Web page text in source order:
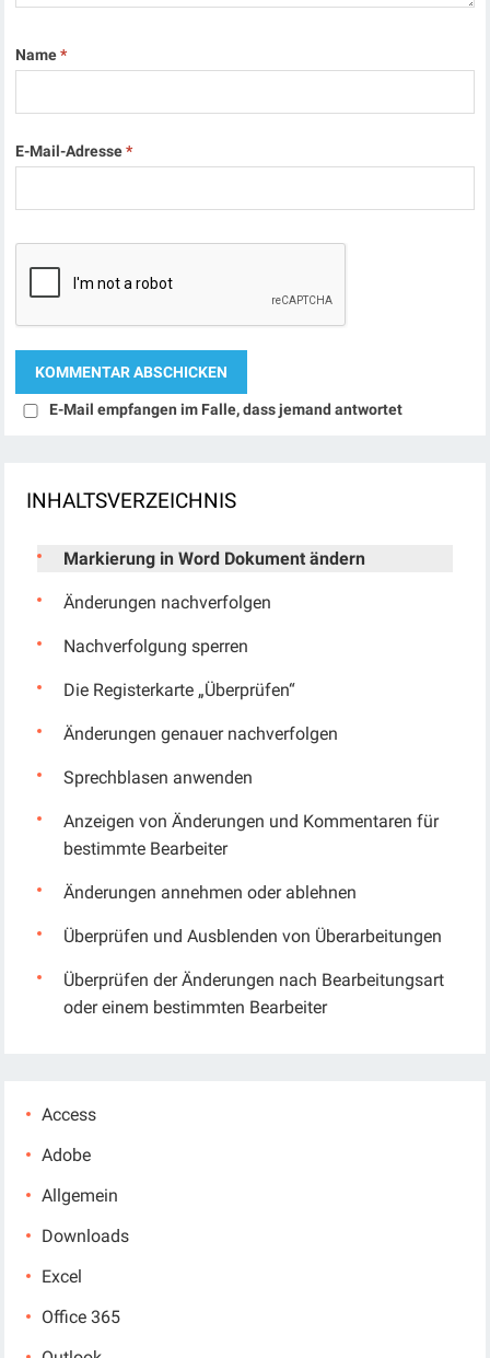
Name*
E-Mail-Adresse*
E-Mail empfangen im Falle, dass jemand antwortet
INHALTSVERZEICHNIS
Markierung in Word Dokument ändern
Änderungen nachverfolgen
Nachverfolgung sperren
Die Registerkarte „Überprüfen“
Änderungen genauer nachverfolgen
Sprechblasen anwenden
Anzeigen von Änderungen und Kommentaren für
bestimmte Bearbeiter
Änderungen annehmen oder ablehnen
Überprüfen und Ausblenden von Überarbeitungen
Überprüfen der Änderungen nach Bearbeitungsart
oder einem bestimmten Bearbeiter
Access
Adobe
Allgemein
Downloads
Excel
Office 365